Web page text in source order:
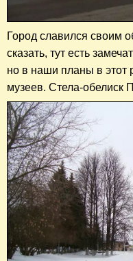
Город славился своим
сказать, тут есть
но в наши планы в этот
музеев. Стела-обелиск